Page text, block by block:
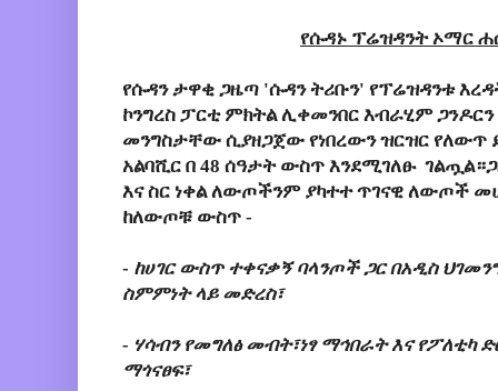
የሱዳኑ ፕሬዝዳንት ኦማር
የሱዳን ታዋቂ ጋዜጣ 'ሱዳን ትሪቡን' የፕሬዝዳንቱ
ኮንግረስ ፓርቲ ምክትል ሊቀመንበር እብራሂም
መንግስታቸው ሲያዘጋጀው የነበረውን ዝርዝር የለውጥ
አልባሺር በ 48 ሰዓታት ውስጥ እንደሚገለፁ
እና ስር ነቀል ለውጦችንም ያካተተ ጥገናዊ ለውጦች
ከለውጦቹ ውስጥ -
- ከሀገር ውስጥ ተቀናቃኝ ባላንጦች ጋር በአዲስ
ስምምነት ላይ መድረስ፣
- ሃሳብን የመግለፅ መብት፣ነፃ ማኅበራት እና
ማጎናፀፍ፣